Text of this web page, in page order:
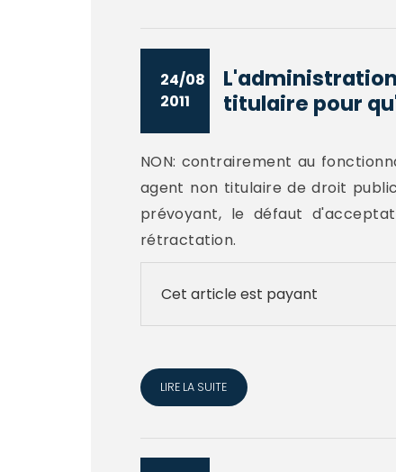
24/08
2011
titulaire pour
NON: contrairement au
agent non titulaire de droit
prévoyant, le défaut
rétractation.
Cet article est payant
LIRE LA SUITE